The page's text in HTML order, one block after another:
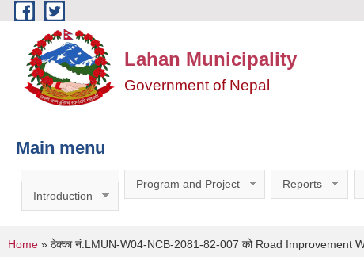
Skip to main content
Lahan Municipality
Government of Nepal
Main menu
Introduction
Program and Project Reports
You are here
Home » ठेक्का नं.LMUN-W04-NCB-2081-82-007 को Road Improvement